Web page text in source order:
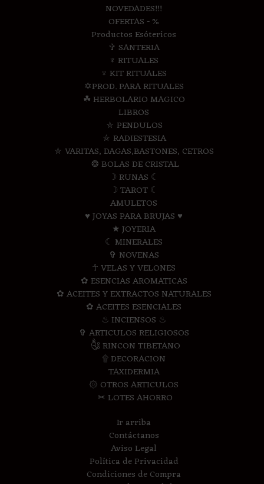
NOVEDADES!!!
OFERTAS - %
Productos Esótericos
✞ SANTERIA
♆ RITUALES
♆ KIT RITUALES
✡PROD. PARA RITUALES
☘ HERBOLARIO MAGICO
LIBROS
⛤ PENDULOS
⛤ RADIESTESIA
⛤ VARITAS, DAGAS,BASTONES, CETROS
❂ BOLAS DE CRISTAL
☽ RUNAS ☾
☽ TAROT ☾
AMULETOS
♥ JOYAS PARA BRUJAS ♥
★ JOYERIA
☾ MINERALES
✞ NOVENAS
☥ VELAS Y VELONES
✿ ESENCIAS AROMATICAS
✿ ACEITES Y EXTRACTOS NATURALES
✿ ACEITES ESENCIALES
♨ INCIENSOS ♨
✞ ARTICULOS RELIGIOSOS
༃ RINCON TIBETANO
۩ DECORACION
TAXIDERMIA
۞ OTROS ARTICULOS
✂ LOTES AHORRO
Ir arriba
Contáctanos
Aviso Legal
Política de Privacidad
Condiciones de Compra